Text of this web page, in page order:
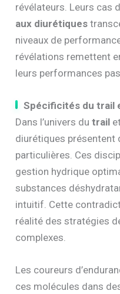
révélateurs. Leurs cas
aux diurétiques
niveaux de
révélations remettent
leurs performances
Spécificités du trail
Dans l’univers dutrail
diurétiques présentent
particulières. Ces
gestion hydrique
substances
intuitif. Cette
réalité des stratégies
complexes.
Les coureurs
ces molécules dans